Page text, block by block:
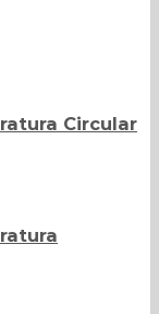
Circular